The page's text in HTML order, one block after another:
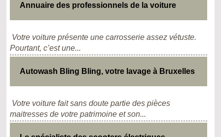
Annuaire des professionnels de la voiture
Votre voiture présente une carrosserie assez vétuste.
Pourtant, c’est une...
Autowash Bling Bling, votre lavage à Bruxelles
Votre voiture fait sans doute partie des pièces
maitresses de votre patrimoine et son...